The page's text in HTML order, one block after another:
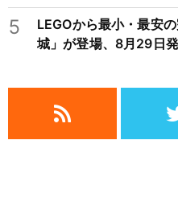
5
LEGOから最小・最安
城」が登場、8月29日